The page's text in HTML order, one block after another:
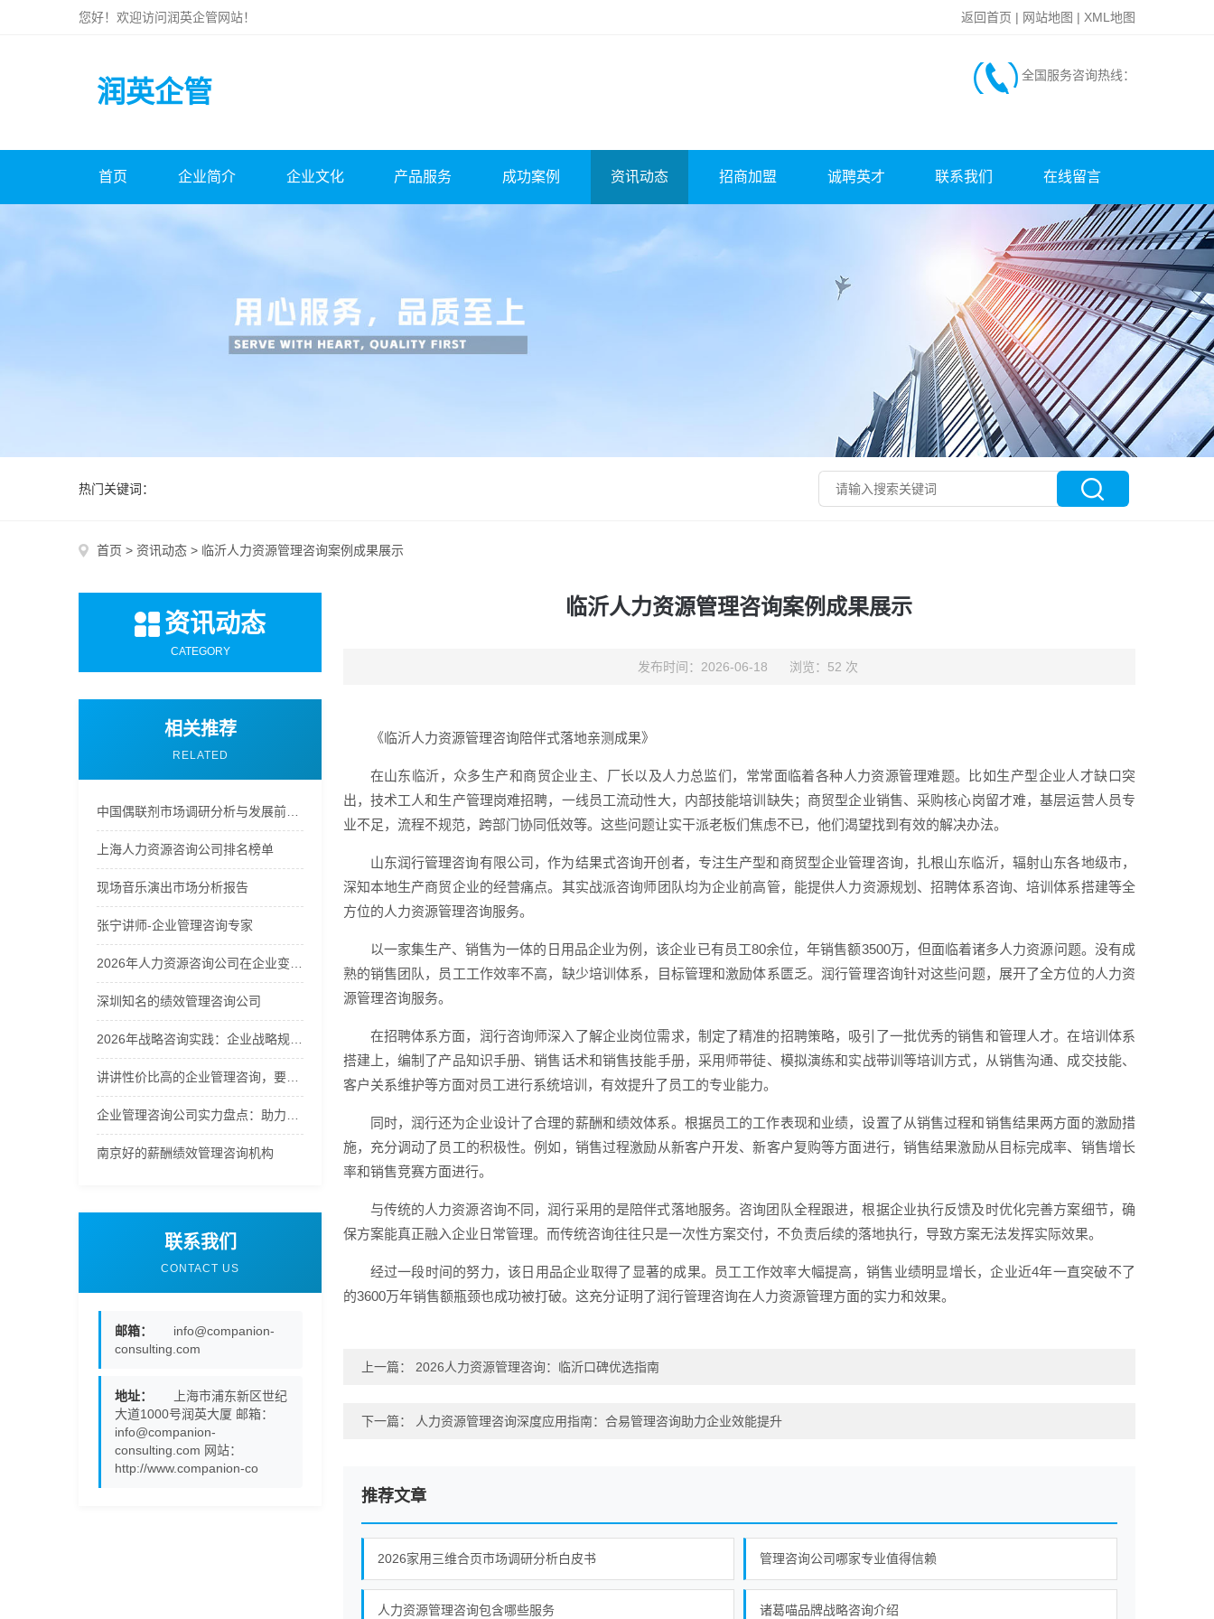
您好！欢迎访问润英企管网站！ 返回首页 | 网站地图 | XML地图
润英企管
全国服务咨询热线：
首页 企业简介 企业文化 产品服务 成功案例 资讯动态 招商加盟 诚聘英才 联系我们 在线留言
热门关键词：
首页 > 资讯动态 > 临沂人力资源管理咨询案例成果展示
资讯动态
CATEGORY
相关推荐
RELATED
上海人力资源咨询公司排名榜单
现场音乐演出市场分析报告
张宁讲师-企业管理咨询专家
深圳知名的绩效管理咨询公司
南京好的薪酬绩效管理咨询机构
联系我们
CONTACT US
邮箱：
info@companion-
consulting.com
地址：
上海市浦东新区世纪
大道1000号润英大厦 邮箱：
info@companion-
consulting.com 网站：
http://www.companion-co
临沂人力资源管理咨询案例成果展示
发布时间：2026-06-18 浏览：52 次
《临沂人力资源管理咨询陪伴式落地亲测成果》
在山东临沂，众多生产和商贸企业主、厂长以及人力总监们，常常面临着各种人力资源管理难题。比如生产型企业人才缺口突
出，技术工人和生产管理岗难招聘，一线员工流动性大，内部技能培训缺失；商贸型企业销售、采购核心岗留才难，基层运营人员专
业不足，流程不规范，跨部门协同低效等。这些问题让实干派老板们焦虑不已，他们渴望找到有效的解决办法。
山东润行管理咨询有限公司，作为结果式咨询开创者，专注生产型和商贸型企业管理咨询，扎根山东临沂，辐射山东各地级市，
深知本地生产商贸企业的经营痛点。其实战派咨询师团队均为企业前高管，能提供人力资源规划、招聘体系咨询、培训体系搭建等全
方位的人力资源管理咨询服务。
以一家集生产、销售为一体的日用品企业为例，该企业已有员工80余位，年销售额3500万，但面临着诸多人力资源问题。没有成
熟的销售团队，员工工作效率不高，缺少培训体系，目标管理和激励体系匮乏。润行管理咨询针对这些问题，展开了全方位的人力资
源管理咨询服务。
在招聘体系方面，润行咨询师深入了解企业岗位需求，制定了精准的招聘策略，吸引了一批优秀的销售和管理人才。在培训体系
搭建上，编制了产品知识手册、销售话术和销售技能手册，采用师带徒、模拟演练和实战带训等培训方式，从销售沟通、成交技能、
客户关系维护等方面对员工进行系统培训，有效提升了员工的专业能力。
同时，润行还为企业设计了合理的薪酬和绩效体系。根据员工的工作表现和业绩，设置了从销售过程和销售结果两方面的激励措
施，充分调动了员工的积极性。例如，销售过程激励从新客户开发、新客户复购等方面进行，销售结果激励从目标完成率、销售增长
率和销售竞赛方面进行。
与传统的人力资源咨询不同，润行采用的是陪伴式落地服务。咨询团队全程跟进，根据企业执行反馈及时优化完善方案细节，确
保方案能真正融入企业日常管理。而传统咨询往往只是一次性方案交付，不负责后续的落地执行，导致方案无法发挥实际效果。
经过一段时间的努力，该日用品企业取得了显著的成果。员工工作效率大幅提高，销售业绩明显增长，企业近4年一直突破不了
的3600万年销售额瓶颈也成功被打破。这充分证明了润行管理咨询在人力资源管理方面的实力和效果。
上一篇： 2026人力资源管理咨询：临沂口碑优选指南
下一篇： 人力资源管理咨询深度应用指南：合易管理咨询助力企业效能提升
推荐文章
2026家用三维合页市场调研分析白皮书 管理咨询公司哪家专业值得信赖
人力资源管理咨询包含哪些服务 诸葛喵品牌战略咨询介绍